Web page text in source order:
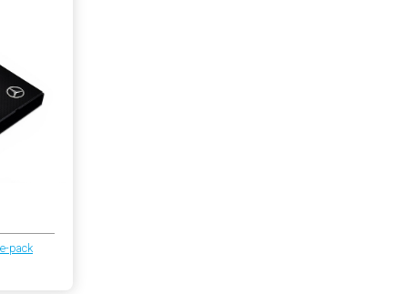
pack